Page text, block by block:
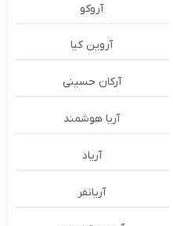
آروکو
آروین کیا
آرکان حسینی
آریا هوشمند
آریاد
آریانفر